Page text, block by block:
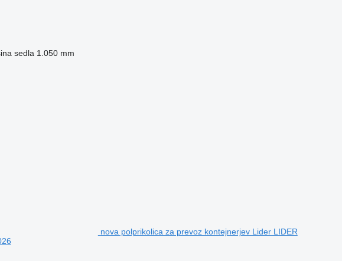
sedla 1.050 mm
nova polprikolica za prevoz kontejnerjev Lider LIDER